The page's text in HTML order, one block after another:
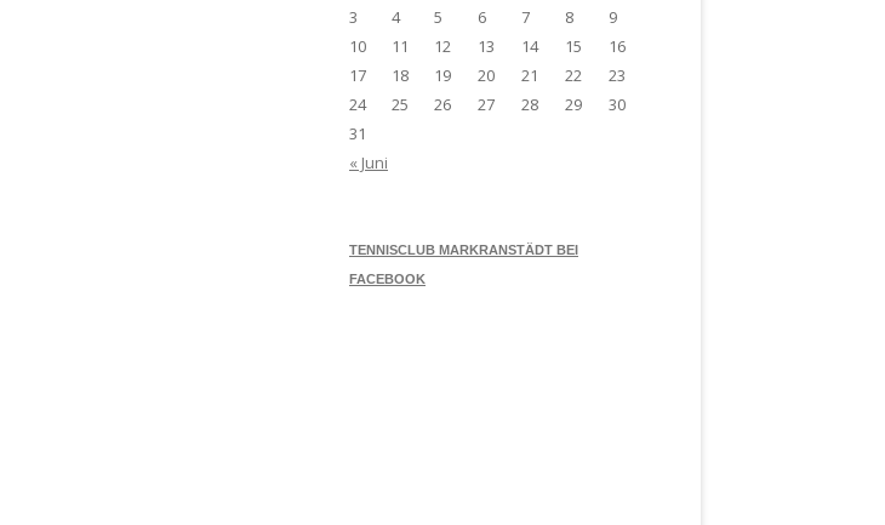
3
4 5 6 7 8
9
10
11 12 13 14 15
16
17
18 19 20 21 22
23
24
25 26 27 28 29
30
31
« Juni
TENNISCLUB MARKRANSTÄDT BEI
FACEBOOK